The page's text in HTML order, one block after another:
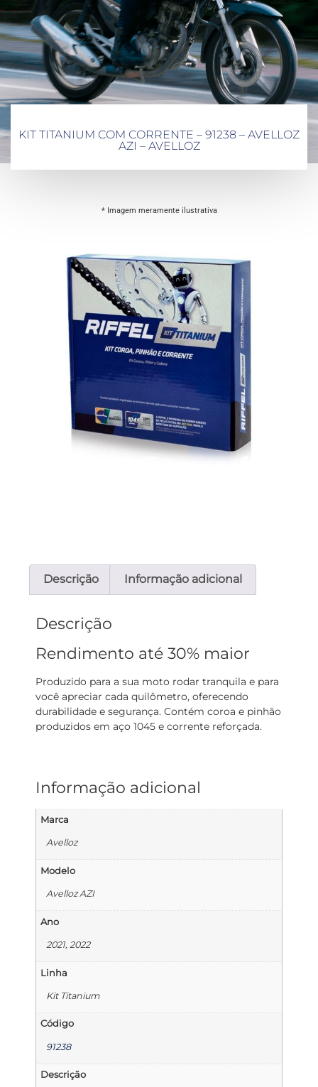
KIT TITANIUM COM CORRENTE – 91238 – AVELLOZ
AZI – AVELLOZ
Descrição Informação adicional
Descrição
Rendimento até 30% maior
Produzido para a sua moto rodar tranquila e para
você apreciar cada quilômetro, oferecendo
durabilidade e segurança. Contém coroa e pinhão
produzidos em aço 1045 e corrente reforçada.
Informação adicional
Marca
Avelloz
Modelo
Avelloz AZI
Ano
2021, 2022
Linha
Kit Titanium
Código
91238
Descrição
* Imagem meramente ilustrativa